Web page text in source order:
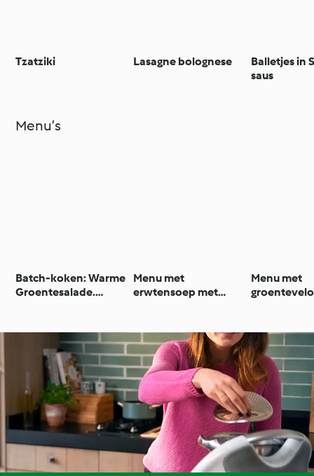
Tzatziki Lasagne bolognese
Balletjes in
saus
Menu’s
Batch-koken: Warme
Groentesalade.
Champignons. Kip
met Rijst en
Pepersaus.
Menu met
erwtensoep met
aardappelen
Menu met